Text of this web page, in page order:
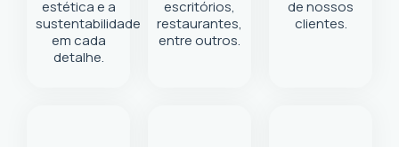
estética e a
sustentabilidade
em cada
detalhe.
escritórios,
restaurantes,
entre outros.
de nossos
clientes.